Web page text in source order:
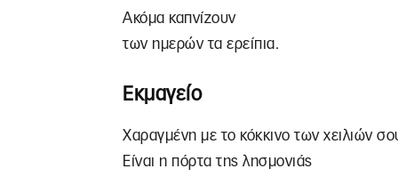
Ακόμα καπνίζουν
των ημερών τα ερείπια.
Εκμαγείο
Χαραγμένη με το κόκκινο των χειλιών
Είναι η πόρτα της λησμονιάς